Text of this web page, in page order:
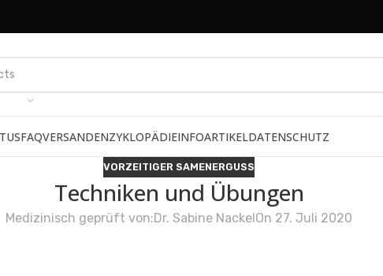
FAQVERSANDENZYKLOPÄDIEINFOARTIKELDATENSCHUTZ
VORZEITIGER SAMENERGUSS
Techniken und Übungen
Medizinisch geprüft von:Dr. Sabine NackelOn 27. Juli 2020